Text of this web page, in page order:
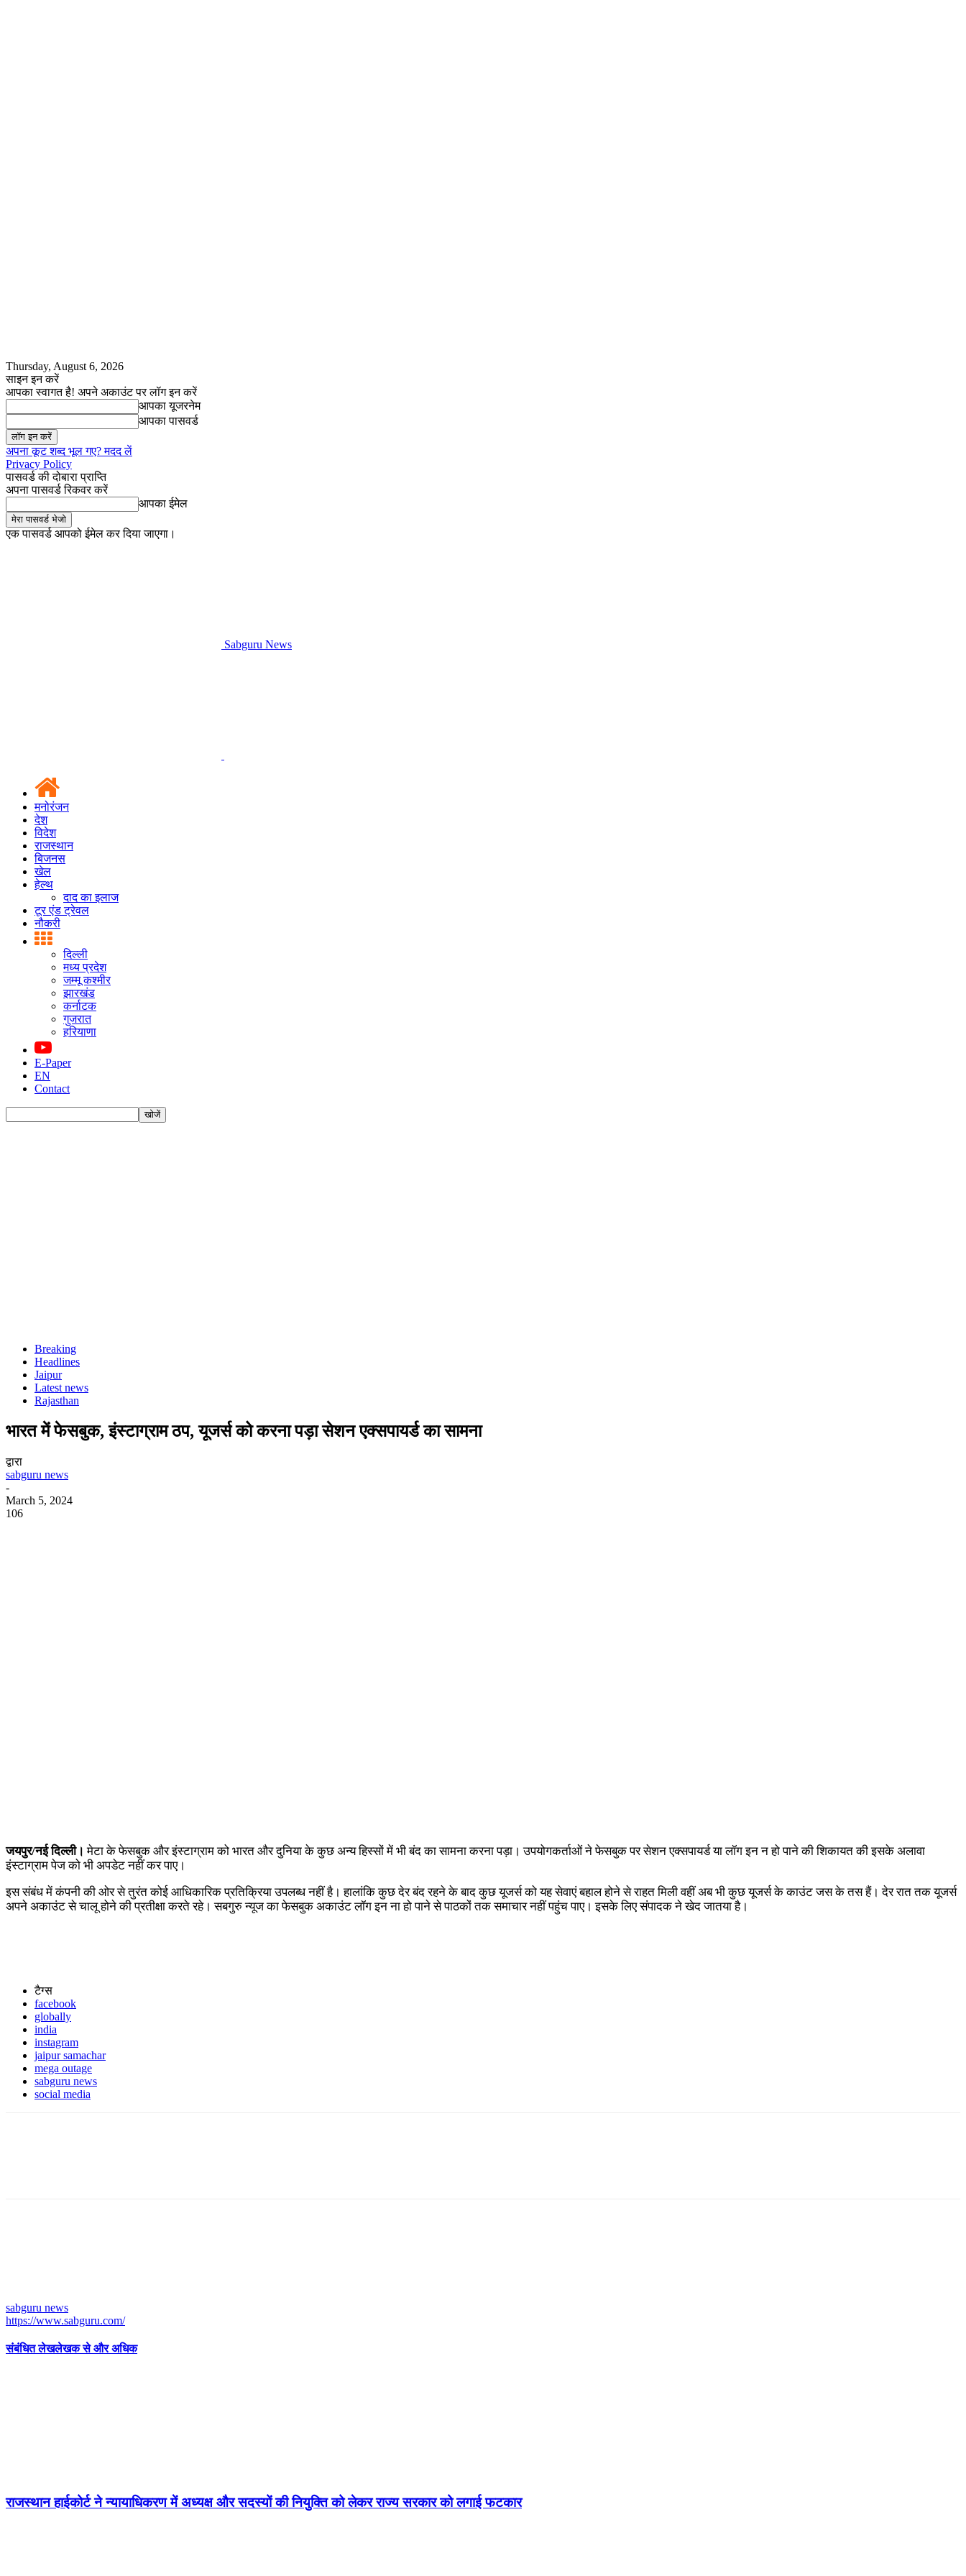
Thursday, August 6, 2026
साइन इन करें
आपका स्वागत है! अपने अकाउंट पर लॉग इन करें
आपका यूजरनेम
आपका पासवर्ड
अपना कूट शब्द भूल गए? मदद लें
Privacy Policy
पासवर्ड की दोबारा प्राप्ति
अपना पासवर्ड रिकवर करें
आपका ईमेल
एक पासवर्ड आपको ईमेल कर दिया जाएगा।
Sabguru News
मनोरंजन
देश
विदेश
राजस्थान
बिजनस
खेल
हेल्थ
दाद का इलाज
टूर एंड ट्रेवल
नौकरी
दिल्ली
मध्य प्रदेश
जम्मू कश्मीर
झारखंड
कर्नाटक
गुजरात
हरियाणा
E-Paper
EN
Contact
Breaking
Headlines
Jaipur
Latest news
Rajasthan
भारत में फेसबुक, इंस्टाग्राम ठप, यूजर्स को करना पड़ा सेशन एक्सपायर्ड का सामना
द्वारा
sabguru news
-
March 5, 2024
106
जयपुर/नई दिल्ली। मेटा के फेसबुक और इंस्टाग्राम को भारत और दुनिया के कुछ अन्य हिस्सों में भी बंद का सामना करना पड़ा। उपयोगकर्ताओं ने फेसबुक पर सेशन एक्सपायर्ड या लॉग इन न हो पाने की शिकायत की इसके अलावा
इंस्टाग्राम पेज को भी अपडेट नहीं कर पाए।
इस संबंध में कंपनी की ओर से तुरंत कोई आधिकारिक प्रतिक्रिया उपलब्ध नहीं है। हालांकि कुछ देर बंद रहने के बाद कुछ यूजर्स को यह सेवाएं बहाल होने से राहत मिली वहीं अब भी कुछ यूजर्स के काउंट जस के तस हैं। देर रात तक यूजर्स
अपने अकाउंट से चालू होने की प्रतीक्षा करते रहे। सबगुरु न्यूज का फेसबुक अकाउंट लॉग इन ना हो पाने से पाठकों तक समाचार नहीं पहुंच पाए। इसके लिए संपादक ने खेद जातया है।
टैग्स
facebook
globally
india
instagram
jaipur samachar
mega outage
sabguru news
social media
sabguru news
https://www.sabguru.com/
संबंधित लेखलेखक से और अधिक
राजस्थान हाईकोर्ट ने न्यायाधिकरण में अध्यक्ष और सदस्यों की नियुक्ति को लेकर राज्य सरकार को लगाई फटकार